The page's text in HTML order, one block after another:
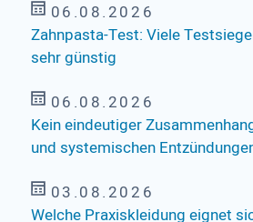
06.08.2026
Zahnpasta-Test: Viele
sehr günstig
06.08.2026
Kein eindeutiger
und systemischen
03.08.2026
Welche Praxiskleidung eignet